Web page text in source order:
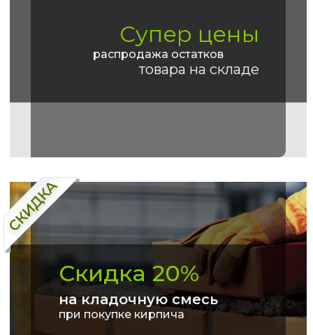
Супер цены
распродажа остатков
товара на складе
Скидка 20%
на кладочную смесь
при покупке кирпича